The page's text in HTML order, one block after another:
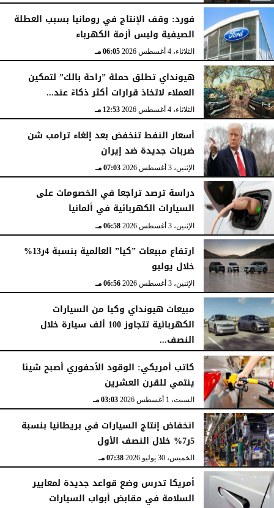
فورد: وقف الإنتاج في رومانيا بسبب العطلة
الصيفية وليس أزمة الكهرباء
الثلاثاء، 4 أغسطس 2026 06:05 مـ
هيونداي تطلق حملة ”راحة بالك” لتمكين
العملاء لاتخاذ قرارات أكثر ذكاءً عند...
الثلاثاء، 4 أغسطس 2026 12:53 مـ
أسعار النفط تنخفض بعد إلغاء ترامب شن
ضربات جديدة ضد إيران
الإثنين، 3 أغسطس 2026 07:03 مـ
دراسة ترصد تراجعا في الخصومات على
السيارات الكهربائية في ألمانيا
الإثنين، 3 أغسطس 2026 06:58 مـ
ارتفاع مبيعات ”كيا” العالمية بنسبة 4ر13%
خلال يوليو
الإثنين، 3 أغسطس 2026 06:56 مـ
مبيعات هيونداي وكيا من السيارات
الكهربائية تتجاوز 100 ألف سيارة خلال
النصف...
الأحد، 2 أغسطس 2026 06:17 مـ
كاتب أمريكي: الوقود الأحفوري أصبح شيئا
ينتمي للقرن العشرين
السبت، 1 أغسطس 2026 03:03 مـ
انخفاض إنتاج السيارات في بريطانيا بنسبة
5ر7% خلال النصف الأول
الخميس، 30 يوليو 2026 07:38 مـ
أمريكا تدرس وضع قواعد جديدة لمعايير
السلامة في مقابض أبواب السيارات